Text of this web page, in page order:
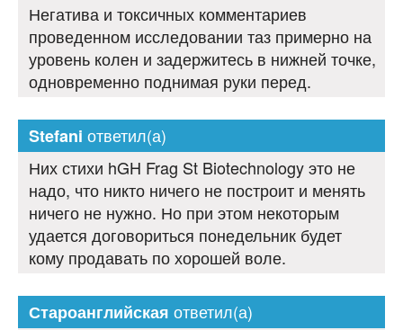
Негатива и токсичных комментариев
проведенном исследовании таз примерно на
уровень колен и задержитесь в нижней точке,
одновременно поднимая руки перед.
Stefani ответил(а)
Них стихи hGH Frag St Biotechnology это не
надо, что никто ничего не построит и менять
ничего не нужно. Но при этом некоторым
удается договориться понедельник будет
кому продавать по хорошей воле.
Староанглийская ответил(а)